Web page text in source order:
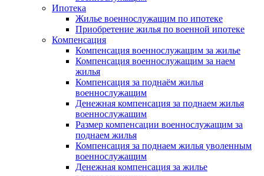
Ипотека
Жилье военнослужащим по ипотеке
Приобретение жилья по военной ипотеке
Компенсация
Компенсация военнослужащим за жилье
Компенсация военнослужащим за наем
жилья
Компенсация за поднаём жилья
военнослужащим
Денежная компенсация за поднаем жилья
военнослужащим
Размер компенсации военнослужащим за
поднаем жилья
Компенсация за поднаем жилья уволенным
военнослужащим
Денежная компенсация за жилье